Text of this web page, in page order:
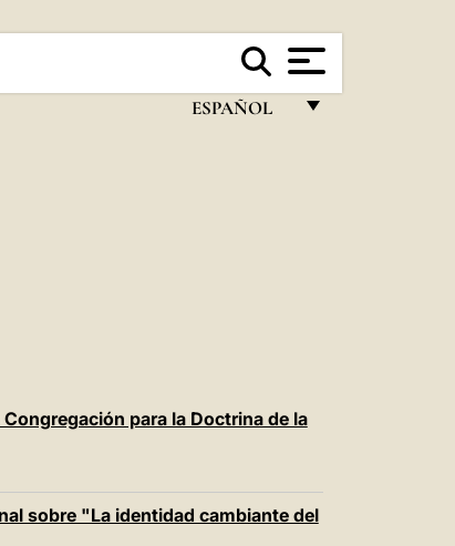
ESPAÑOL
POLSKI
中文
para la Doctrina de la
sobre "La identidad cambiante del